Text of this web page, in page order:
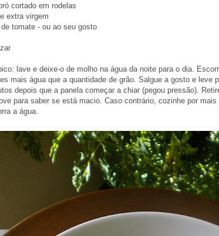
cortado em rodelas
extra virgem
tomate - ou ao seu gosto
lave e deixe-o de molho na água da noite para o dia.
mais água que a quantidade de grão. Salgue a gosto e leve
depois que a panela começar a chiar (pegou pressão).
para saber se está macio. Caso contrário, cozinhe por
a água.